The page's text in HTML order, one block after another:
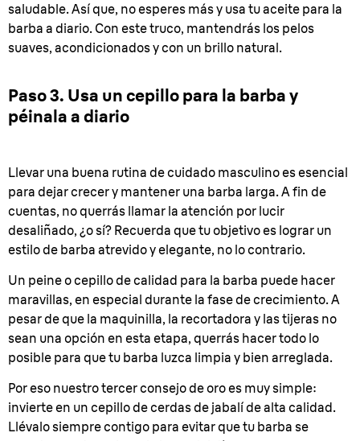
saludable. Así que, no esperes más y usa tu aceite para la
barba a diario. Con este truco, mantendrás los pelos
suaves, acondicionados y con un brillo natural.
Paso 3. Usa un cepillo para la barba y
péinala a diario
Llevar una buena rutina de cuidado masculino es esencial
para dejar crecer y mantener una barba larga. A fin de
cuentas, no querrás llamar la atención por lucir
desaliñado, ¿o sí? Recuerda que tu objetivo es lograr un
estilo de barba atrevido y elegante, no lo contrario.
Un peine o cepillo de calidad para la barba puede hacer
maravillas, en especial durante la fase de crecimiento. A
pesar de que la maquinilla, la recortadora y las tijeras no
sean una opción en esta etapa, querrás hacer todo lo
posible para que tu barba luzca limpia y bien arreglada.
Por eso nuestro tercer consejo de oro es muy simple:
invierte en un cepillo de cerdas de jabalí de alta calidad.
Llévalo siempre contigo para evitar que tu barba se